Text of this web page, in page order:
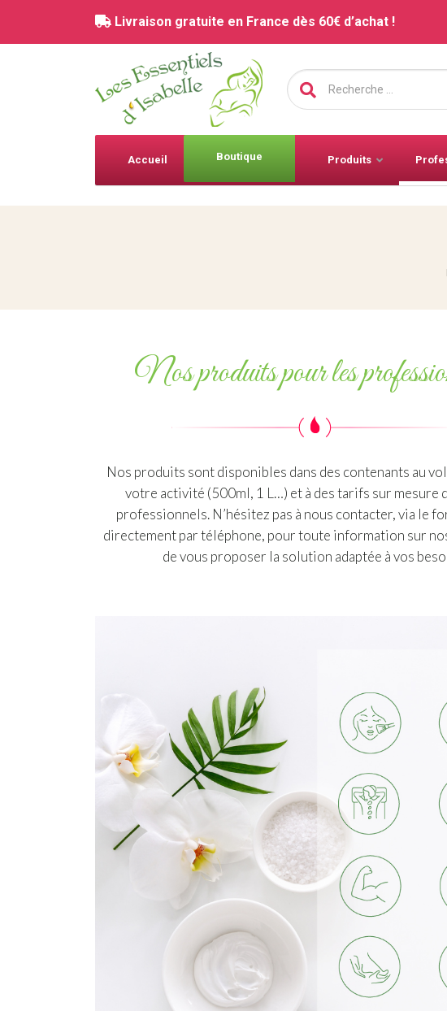
Livraison gratuite en France dès 60€ d’achat !
Chercher :
Accueil Boutique Produits
Nos produits pour les
Nos produits sont disponibles dans des contenants au
votre activité (500ml, 1 L…) et à des tarifs sur mesure
professionnels. N’hésitez pas à nous contacter, via le
directement par téléphone, pour toute information sur
de vous proposer la solution adaptée à vos